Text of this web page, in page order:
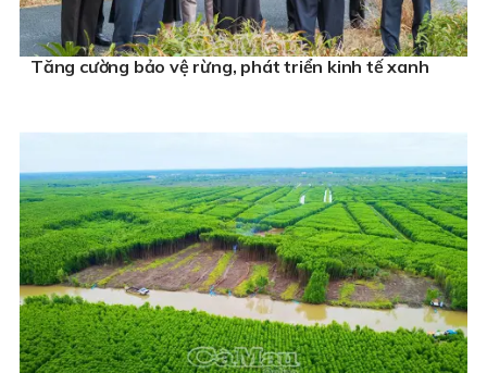
Tăng cường bảo vệ rừng, phát triển kinh tế xanh